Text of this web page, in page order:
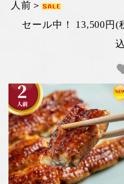
人前＞
セール中！ 13,500円(